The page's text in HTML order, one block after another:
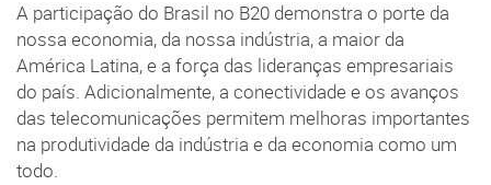
A participação do Brasil no B20 demonstra o porte da
nossa economia, da nossa indústria, a maior da
América Latina, e a força das lideranças empresariais
do país. Adicionalmente, a conectividade e os avanços
das telecomunicações permitem melhoras importantes
na produtividade da indústria e da economia como um
todo.